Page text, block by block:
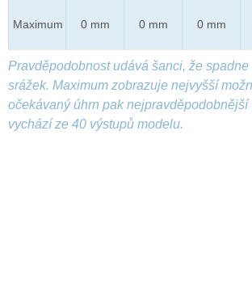
Maximum 0 mm 0 mm 0 mm
Pravděpodobnost udává šanci, že
srážek. Maximum zobrazuje nejvyšší
očekávaný úhrn pak nejpravděpodobnější
vychází ze 40 výstupů modelu.